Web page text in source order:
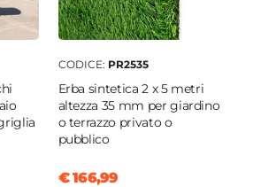
CODICE: PR2535
Erba sintetica 2 x 5 metri
altezza 35 mm per giardino
o terrazzo privato o
pubblico
€ 166,99